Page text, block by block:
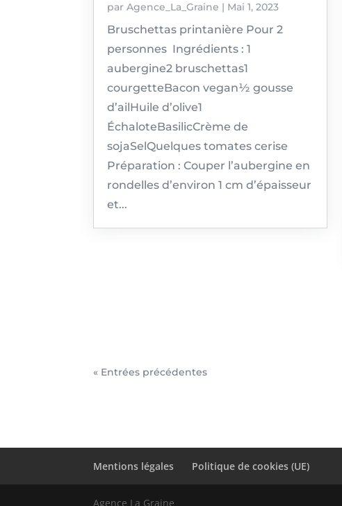
parAgence_La_Graine | Mai 1, 2023
Bruschettas printanière Pour 2
personnes Ingrédients : 1
aubergine2 bruschettas1
courgetteBacon vegan½ gousse
d’ailHuile d’olive1
ÉchaloteBasilicCrème de
sojaSelQuelques tomates cerise
Préparation : Couper l’aubergine en
rondelles d’environ 1 cm d’épaisseur
et...
« Entrées précédentes
Mentions légales Politique de cookies (UE)
Agence La Graine